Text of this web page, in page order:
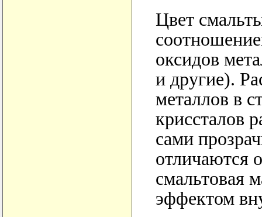
Цвет
оксидов
и другие).
металлов в
криссталов
сами
отличаются
смальтовая
эффектом